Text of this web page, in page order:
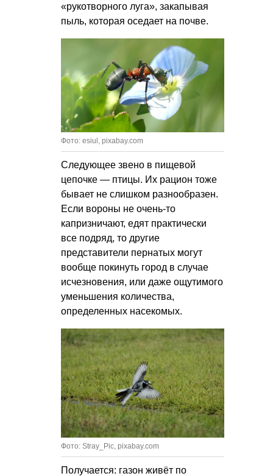
«рукотворного луга», закапывая
пыль, которая оседает на почве.
Фото: esiul, pixabay.com
Следующее звено в пищевой
цепочке — птицы. Их рацион тоже
бывает не слишком разнообразен.
Если вороны не очень-то
капризничают, едят практически
все подряд, то другие
представители пернатых могут
вообще покинуть город в случае
исчезновения, или даже ощутимого
уменьшения количества,
определенных насекомых.
Фото: Stray_Pic, pixabay.com
Получается: газон живёт по